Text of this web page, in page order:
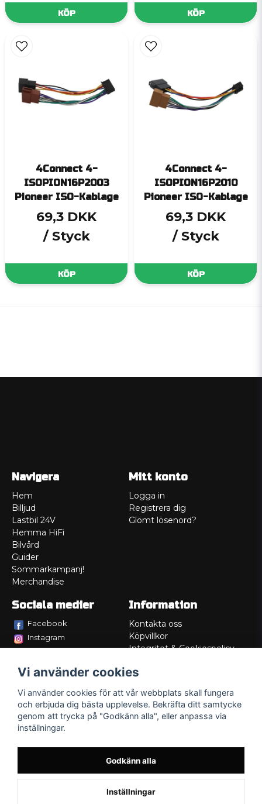
KÖP KÖP
4Connect 4-
ISOPION16P2003
Pioneer ISO-Kablage
69,3 DKK
/ Styck
KÖP
4Connect 4-
ISOPION16P2010
Pioneer ISO-Kablage
69,3 DKK
/ Styck
KÖP
Navigera
Hem
Billjud
Lastbil 24V
Hemma HiFi
Bilvård
Guider
Sommarkampanj!
Merchandise
Mitt konto
Logga in
Registrera dig
Glömt lösenord?
Sociala medier
Facebook
Instagram
Information
Kontakta oss
Köpvillkor
Integritet & Cookiespolicy
Service/Garanti
Lådritning
Om oss
Vi använder cookies
Vi använder cookies för att vår webbplats skall fungera
och erbjuda dig bästa upplevelse. Bekräfta ditt samtycke
genom att trycka på "Godkänn alla", eller anpassa via
inställningar.
Godkänn alla
Inställningar